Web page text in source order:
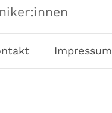
Impressum